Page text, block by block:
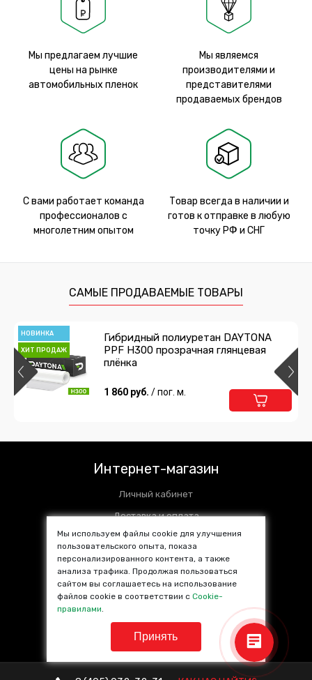
Мы предлагаем лучшие
цены на рынке
автомобильных пленок
Мы являемся
производителями и
представителями
продаваемых брендов
С вами работает команда
профессионалов с
многолетним опытом
Товар всегда в наличии и
готов к отправке в любую
точку РФ и СНГ
САМЫЕ ПРОДАВАЕМЫЕ ТОВАРЫ
НОВИНКА
ХИТ ПРОДАЖ
Гибридный полиуретан DAYTONA
PPF H300 прозрачная глянцевая
плёнка
1 860 руб. / пог. м.
Интернет-магазин
Личный кабинет
Доставка и оплата
Установочные центры
Контакты
SALE %
Популярные товары
Мы используем файлы cookie для улучшения
пользовательского опыта, показа
персонализированного контента, а также
анализа трафика. Продолжая пользоваться
сайтом вы соглашаетесь на использование
файлов cookie в соответствии сCookie-
правилами.
Принять